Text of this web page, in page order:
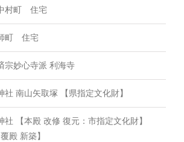
村町 住宅
町 住宅
宗妙心寺派 利海寺
社 南山矢取塚 【県指定文化財】
社 【本殿 改修 復元：市指定文化財】
殿 新築】